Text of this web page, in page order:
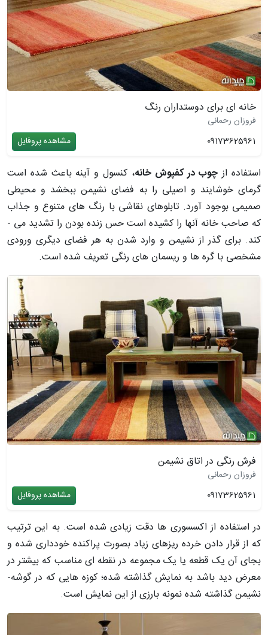
خانه ای برای دوستداران رنگ
فروزان رحمانی
09173625961
مشاهده پروفایل
استفاده از چوب در کفپوش خانه، کنسول و آینه باعث شده است
گرمای خوشایند و اصیلی را به فضای نشیمن ببخشد و محیطی
صمیمی بوجود آورد. تابلوهای نقاشی با رنگ­ های متنوع و جذاب
که صاحب خانه آنها را کشیده است حس زنده بودن را تشدید می ­
کند. برای گذر از نشیمن و وارد شدن به هر فضای دیگری ورودی
مشخصی با گره ­ها و ریسمان­ های رنگی تعریف شده است.
فرش رنگی در اتاق نشیمن
فروزان رحمانی
09173625961
مشاهده پروفایل
در استفاده از اکسسوری ­ها دقت زیادی شده است. به این ترتیب
که از قرار دادن خرده ریزهای زیاد بصورت پراکنده خودداری شده و
بجای آن یک قطعه یا یک مجموعه در نقطه ­ای مناسب که بیشتر در
معرض دید باشد به نمایش گذاشته شده؛ کوزه هایی که در گوشه­
نشیمن گذاشته شده نمونه بارزی از این نمایش است.